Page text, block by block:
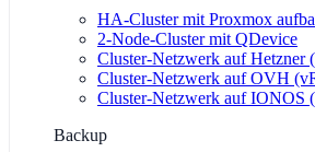
HA-Cluster mit Proxmox
2-Node-Cluster mit QDevice
Cluster-Netzwerk auf Hetzner
Cluster-Netzwerk auf OVH
Cluster-Netzwerk auf
Backup